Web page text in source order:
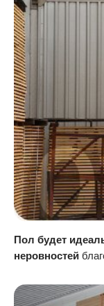
Пол будет
неровностей